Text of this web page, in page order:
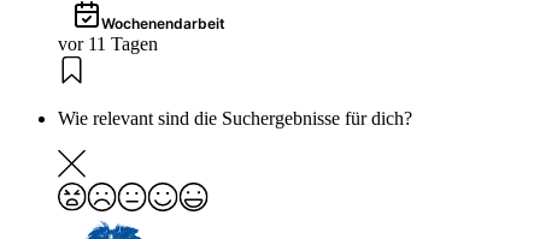
Wochenendarbeit
vor 11 Tagen
Wie relevant sind die Suchergebnisse für dich?